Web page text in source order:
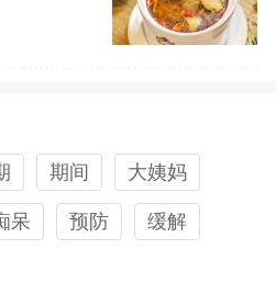
期间 大姨妈
呆 预防 缓解